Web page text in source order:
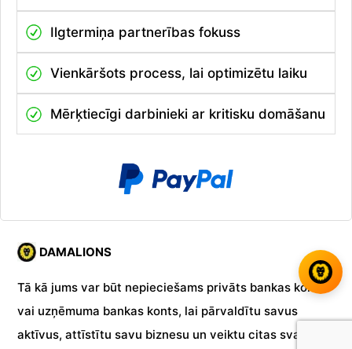
Ilgtermiņa partnerības fokuss
Vienkāršots process, lai optimizētu laiku
Mērķtiecīgi darbinieki ar kritisku domāšanu
DAMALIONS
Tā kā jums var būt nepieciešams privāts bankas konts
vai uzņēmuma bankas konts, lai pārvaldītu savus
aktīvus, attīstītu savu biznesu un veiktu citas svarīgas